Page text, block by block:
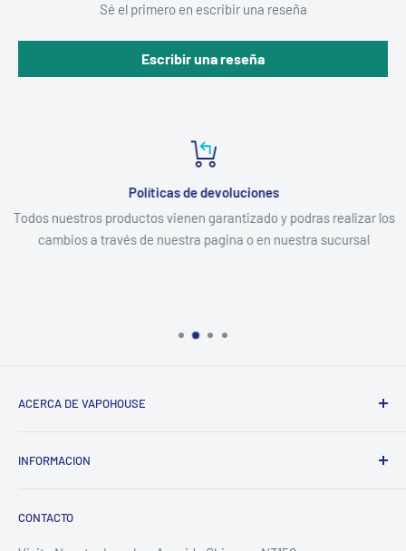
Sé el primero en escribir una reseña
Escribir una reseña
Políticas de devoluciones
Todos nuestros productos vienen garantizado y podras realizar los
cambios a través de nuestra pagina o en nuestra sucursal
ACERCA DE VAPOHOUSE
costos de mantener un hogar, buscamos ofrecer los mejores
enfocados en la calidad y una excelente atención.
INFORMACION
Despachos
CONTACTO